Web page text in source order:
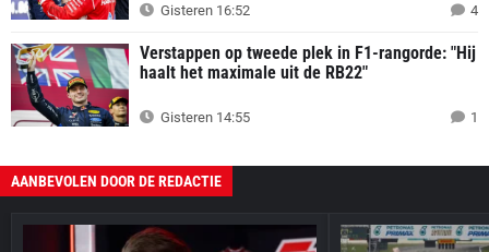
Gisteren 16:52 4
Verstappen op tweede plek in F1-rangorde: "Hij
haalt het maximale uit de RB22"
Gisteren 14:55 1
AANBEVOLEN DOOR DE REDACTIE